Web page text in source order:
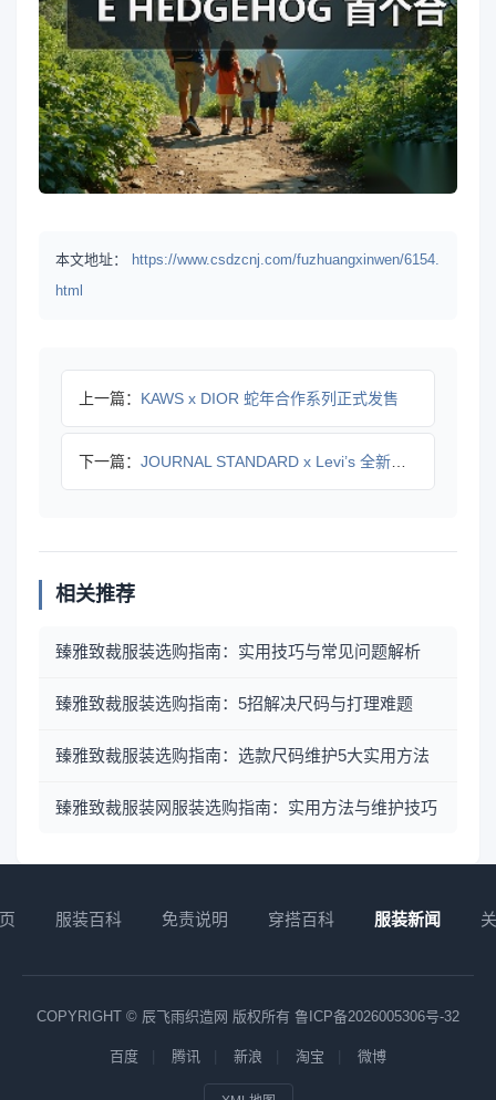
本文地址：
https://www.csdzcnj.com/fuzhuangxinwen/6154.
html
上一篇： KAWS x DIOR 蛇年合作系列正式发售
下一篇： JOURNAL STANDARD x Levi’s 全新合作
相关推荐
臻雅致裁服装选购指南：实用技巧与常见问题解析
臻雅致裁服装选购指南：5招解决尺码与打理难题
臻雅致裁服装选购指南：选款尺码维护5大实用方法
臻雅致裁服装网服装选购指南：实用方法与维护技巧
服装百科 免责说明 穿搭百科 服装新闻
COPYRIGHT © 辰飞雨织造网 版权所有 鲁ICP备2026005306号-32
百度 腾讯 新浪 淘宝 微博